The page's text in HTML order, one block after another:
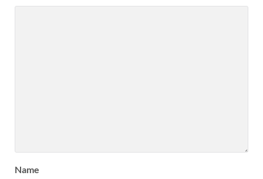
Name